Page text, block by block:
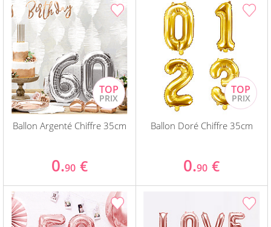
Ballon Argenté Chiffre 35cm
0.90 €
Ballon Doré Chiffre 35cm
0.90 €